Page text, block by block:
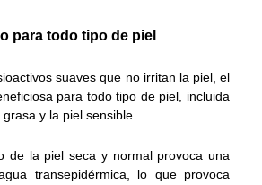
para todo tipo de piel
suaves que no irritan la piel, el
para todo tipo de piel, incluida
y la piel sensible.
de la piel seca y normal provoca una
transepidérmica, lo que provoca